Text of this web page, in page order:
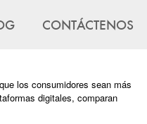
CONTÁCTENOS
los consumidores sean más
digitales, comparan